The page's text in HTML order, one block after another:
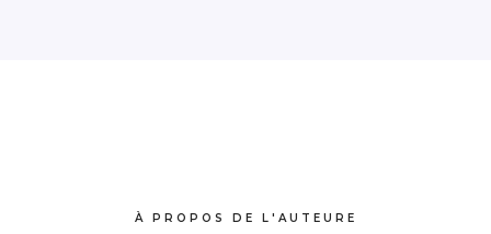
À PROPOS DE L'AUTEURE